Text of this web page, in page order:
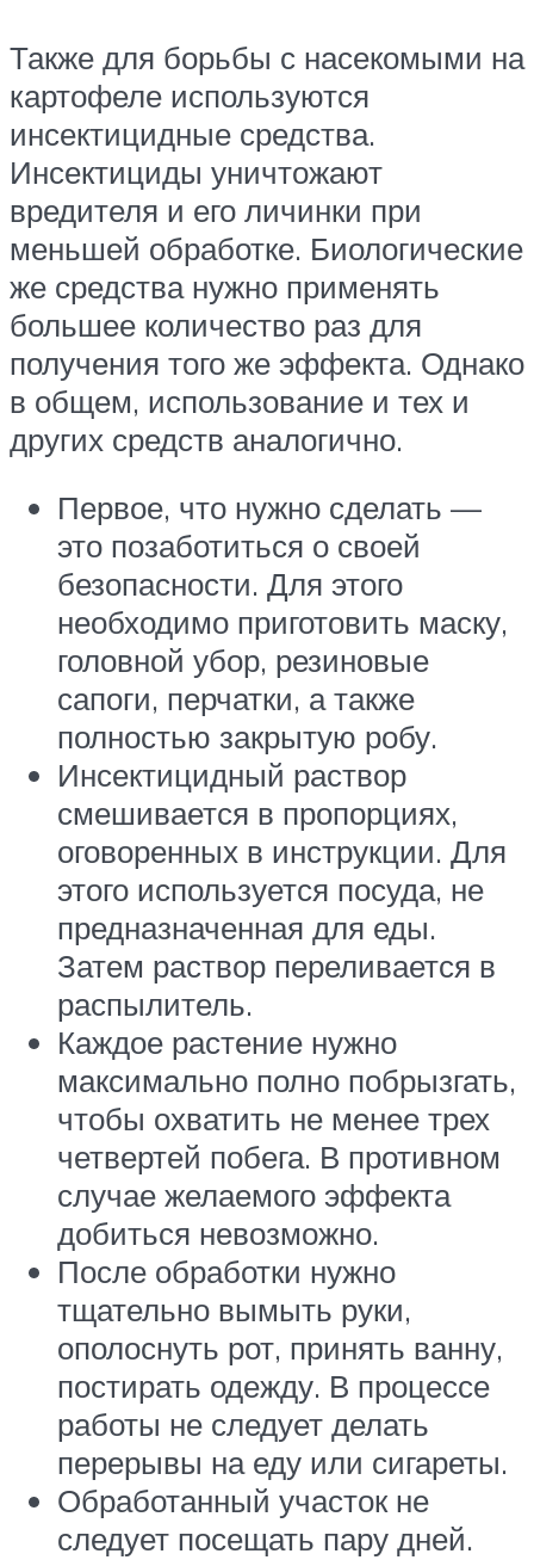
Также для борьбы с насекомыми на
картофеле используются
инсектицидные средства.
Инсектициды уничтожают
вредителя и его личинки при
меньшей обработке. Биологические
же средства нужно применять
большее количество раз для
получения того же эффекта. Однако
в общем, использование и тех и
других средств аналогично.
Первое, что нужно сделать —
это позаботиться о своей
безопасности. Для этого
необходимо приготовить маску,
головной убор, резиновые
сапоги, перчатки, а также
полностью закрытую робу.
Инсектицидный раствор
смешивается в пропорциях,
оговоренных в инструкции. Для
этого используется посуда, не
предназначенная для еды.
Затем раствор переливается в
распылитель.
Каждое растение нужно
максимально полно побрызгать,
чтобы охватить не менее трех
четвертей побега. В противном
случае желаемого эффекта
добиться невозможно.
После обработки нужно
тщательно вымыть руки,
ополоснуть рот, принять ванну,
постирать одежду. В процессе
работы не следует делать
перерывы на еду или сигареты.
Обработанный участок не
следует посещать пару дней.